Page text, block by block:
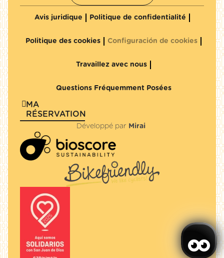
Avis juridique Politique de confidentialité
Politique des cookies Configuración de cookies
Travaillez avec nous
Questions Fréquemment Posées
MA
RÉSERVATION
Développé par Mirai